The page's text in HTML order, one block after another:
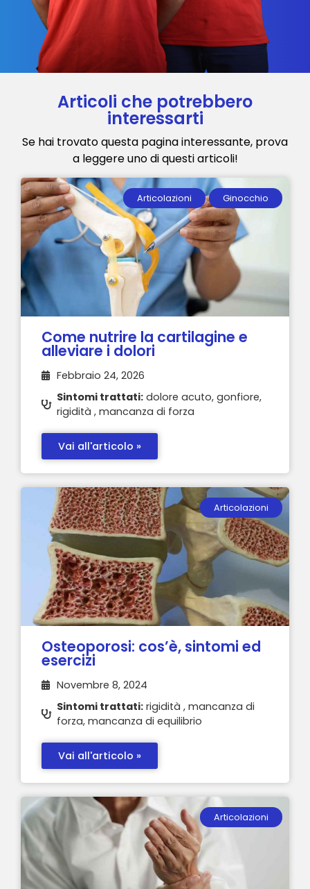
Articoli che potrebbero
interessarti
Se hai trovato questa pagina interessante, prova
a leggere uno di questi articoli!
Articolazioni Ginocchio
Come nutrire la cartilagine e
alleviare i dolori
Febbraio 24, 2026
Sintomi trattati: dolore acuto, gonfiore,
rigidità , mancanza di forza
Vai all'articolo »
Articolazioni
Osteoporosi: cos’è, sintomi ed
esercizi
Novembre 8, 2024
Sintomi trattati: rigidità , mancanza di
forza, mancanza di equilibrio
Vai all'articolo »
Articolazioni